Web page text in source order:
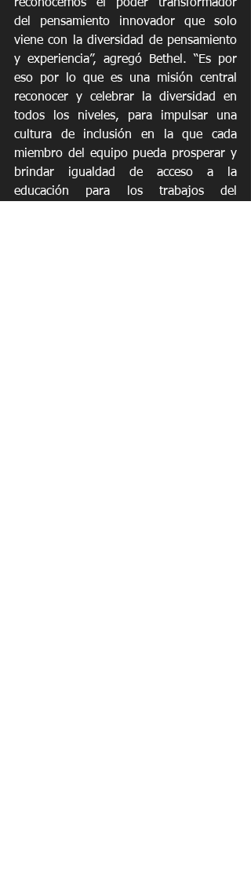
reconocemos el poder transformador
del pensamiento innovador que solo
viene con la diversidad de pensamiento
y experiencia”, agregó Bethel. “Es por
eso por lo que es una misión central
reconocer y celebrar la diversidad en
todos los niveles, para impulsar una
cultura de inclusión en la que cada
miembro del equipo pueda prosperar y
brindar igualdad de acceso a la
educación para los trabajos del